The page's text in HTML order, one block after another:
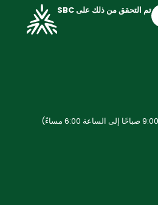
تم التحقق من ذلك على SBC